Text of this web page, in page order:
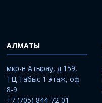
АЛМАТЫ
мкр-н Атырау, д 159,
ТЦ Табыс 1 этаж, оф
8-9
+7 (705) 844-72-01